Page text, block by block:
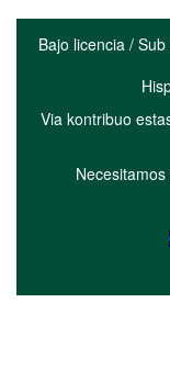
Bajo licencia /
Via kontribuo